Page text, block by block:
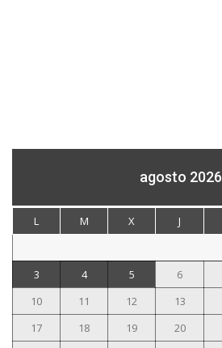
agosto 2026
L M X J
3
4 5 6
10
11 12 13
17
18 19 20